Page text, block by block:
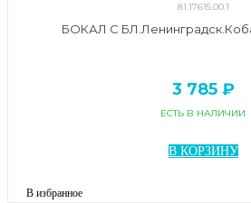
81.17615.00.1
БОКАЛ С
3 785 ₽
ЕСТЬ В НАЛИЧИИ
В КОРЗИНУ
В избранное